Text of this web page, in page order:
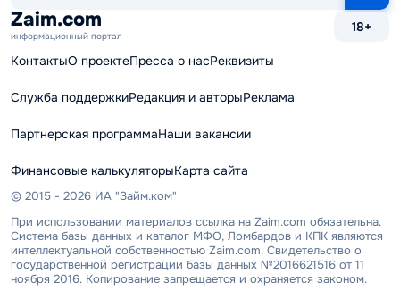
сайту
Zaim.com
информационный портал
18+
КонтактыО проектеПресса о насРеквизиты
Служба поддержкиРедакция и авторыРеклама
Партнерская программаНаши вакансии
Финансовые калькуляторыКарта сайта
© 2015 - 2026 ИА "Займ.ком"
При использовании материалов ссылка на Zaim.com обязательна.
Система базы данных и каталог МФО, Ломбардов и КПК являются
интеллектуальной собственностью Zaim.com. Свидетельство о
государственной регистрации базы данных №2016621516 от 11
ноября 2016. Копирование запрещается и охраняется законом.